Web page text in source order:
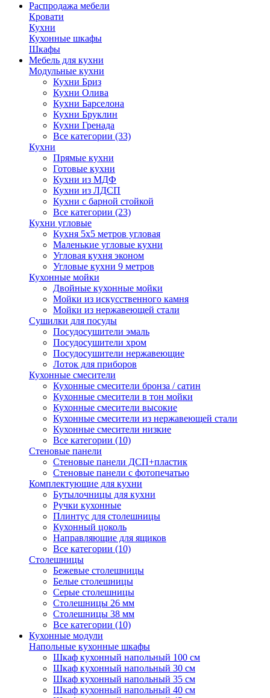
Распродажа мебели
Кровати
Кухни
Кухонные шкафы
Шкафы
Мебель для кухни
Модульные кухни
Кухни Бриз
Кухни Олива
Кухни Барселона
Кухни Бруклин
Кухни Гренада
Все категории (33)
Кухни
Прямые кухни
Готовые кухни
Кухни из МДФ
Кухни из ЛДСП
Кухни с барной стойкой
Все категории (23)
Кухни угловые
Кухня 5х5 метров угловая
Маленькие угловые кухни
Угловая кухня эконом
Угловые кухни 9 метров
Кухонные мойки
Двойные кухонные мойки
Мойки из искусственного камня
Мойки из нержавеющей стали
Сушилки для посуды
Посудосушители эмаль
Посудосушители хром
Посудосушители нержавеющие
Лоток для приборов
Кухонные смесители
Кухонные смесители бронза / сатин
Кухонные смесители в тон мойки
Кухонные смесители высокие
Кухонные смесители из нержавеющей стали
Кухонные смесители низкие
Все категории (10)
Стеновые панели
Стеновые панели ДСП+пластик
Стеновые панели с фотопечатью
Комплектующие для кухни
Бутылочницы для кухни
Ручки кухонные
Плинтус для столешницы
Кухонный цоколь
Направляющие для ящиков
Все категории (10)
Столешницы
Бежевые столешницы
Белые столешницы
Серые столешницы
Столешницы 26 мм
Столешницы 38 мм
Все категории (10)
Кухонные модули
Напольные кухонные шкафы
Шкаф кухонный напольный 100 см
Шкаф кухонный напольный 30 см
Шкаф кухонный напольный 35 см
Шкаф кухонный напольный 40 см